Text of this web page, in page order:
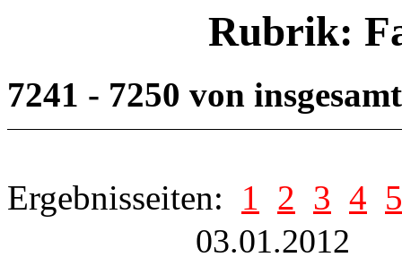
Rubrik:
7241 - 7250 von
Ergebnisseiten: 1 2 3 4 5
03.01.2012